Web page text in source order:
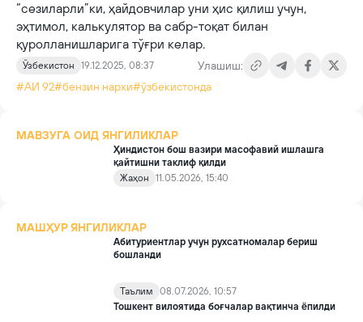
“сезиларли”ки, ҳайдовчилар уни ҳис қилиш учун,
эҳтимол, калькулятор ва сабр-тоқат билан
қуролланишларига тўғри келар.
Ўзбекистон 19.12.2025, 08:37
Улашиш:
#АИ 92#бензин нархи#ўзбекистонда
МАВЗУГА ОИД ЯНГИЛИКЛАР
Ҳиндистон бош вазири масофавий ишлашга
қайтишни таклиф қилди
Жаҳон
11.05.2026, 15:40
МАШҲУР ЯНГИЛИКЛАР
Абитуриентлар учун рухсатномалар бериш
бошланди
Таълим
08.07.2026, 10:57
Тошкент вилоятида боғчалар вақтинча ёпилди